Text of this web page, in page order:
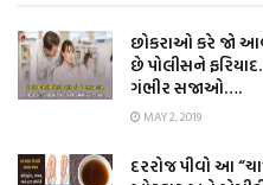
છોકરાઓ કરે જો
છે પોલીસને
ગંભીર સજાઓ….
MAY 2, 2019
દરરોજ પીવો આ